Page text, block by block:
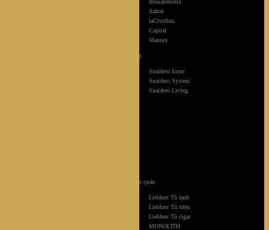
Boscavenezia
Sahrai
laCividina
Capital
Manooi
Tủ bếp
Snaidero Icone
Snaidero System
Snaidero Living
Tủ bảo quản
Liebherr Tủ lạnh
Liebherr Tủ rượu
Liebherr Tủ cigar
MONOLITH